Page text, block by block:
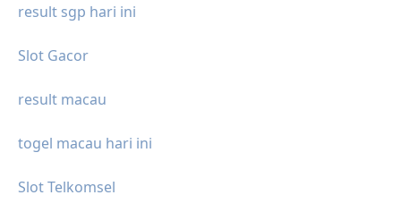
result sgp hari ini
Slot Gacor
result macau
togel macau hari ini
Slot Telkomsel